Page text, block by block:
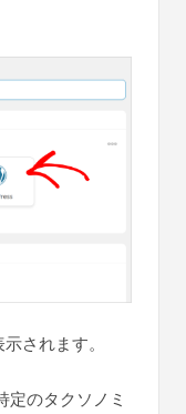
されます。
定のタクソノミ